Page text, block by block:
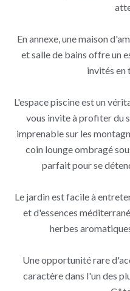
En annexe, une maison
et salle de bains offre un
invités en
L'espace piscine est un
vous invite à profiter du
imprenable sur les
coin lounge ombragé
parfait pour se
Le jardin est facile à
et d'essences
herbes
Une opportunité rare
caractère dans l'un des